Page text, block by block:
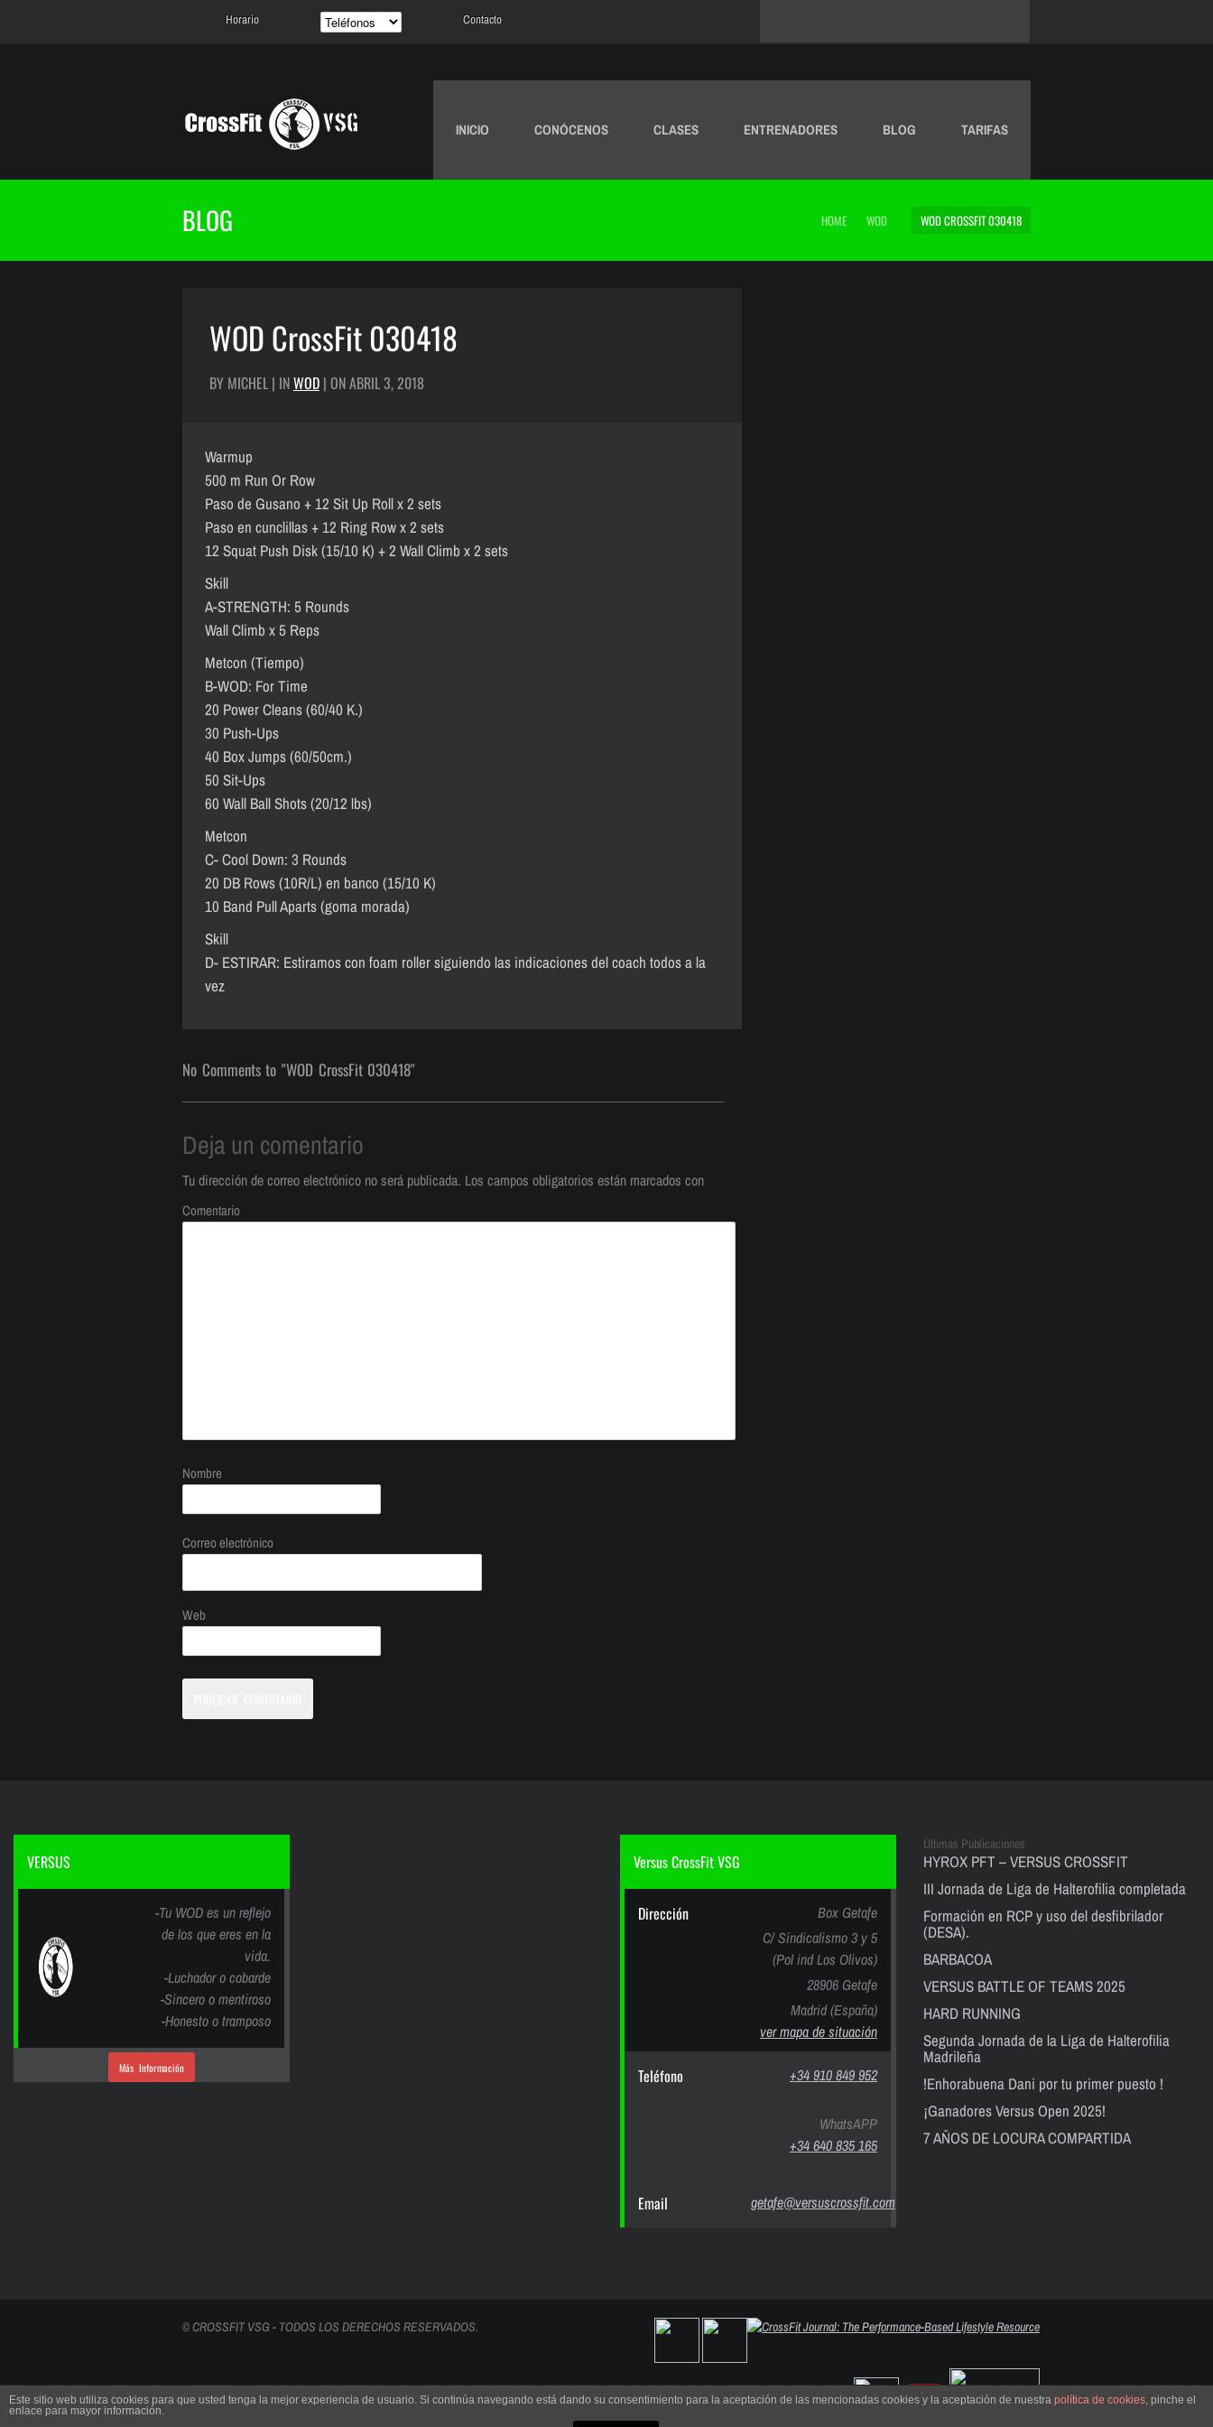
Horario Contacto
INICIO CONÓCENOS CLASES ENTRENADORES BLOG TARIFAS
BLOG HOME WOD WOD CROSSFIT 030418
WOD CrossFit 030418
BY MICHEL | INWOD | ON ABRIL 3, 2018
Warmup
500 m Run Or Row
Paso de Gusano + 12 Sit Up Roll x 2 sets
Paso en cunclillas + 12 Ring Row x 2 sets
12 Squat Push Disk (15/10 K) + 2 Wall Climb x 2 sets
Skill
A-STRENGTH: 5 Rounds
Wall Climb x 5 Reps
Metcon (Tiempo)
B-WOD: For Time
20 Power Cleans (60/40 K.)
30 Push-Ups
40 Box Jumps (60/50cm.)
50 Sit-Ups
60 Wall Ball Shots (20/12 lbs)
Metcon
C- Cool Down: 3 Rounds
20 DB Rows (10R/L) en banco (15/10 K)
10 Band Pull Aparts (goma morada)
Skill
D- ESTIRAR: Estiramos con foam roller siguiendo las indicaciones del coach todos a la
vez
No Comments to "WOD CrossFit 030418"
Deja un comentario
Tu dirección de correo electrónico no será publicada. Los campos obligatorios están marcados con
Comentario
Nombre
Correo electrónico
Web
VERSUS
-Tu WOD es un reflejo
de los que eres en la
vida.
-Luchador o cobarde
-Sincero o mentiroso
-Honesto o tramposo
Más Información
Versus CrossFit VSG
Dirección
Box Getafe
C/ Sindicalismo 3 y 5
(Pol ind Los Olivos)
28906 Getafe
Madrid (España)
ver mapa de situación
Teléfono +34 910 849 952
WhatsAPP
+34 640 835 165
Email getafe@versuscrossfit.com
Últimas Publicaciones
HYROX PFT – VERSUS CROSSFIT
III Jornada de Liga de Halterofilia completada
Formación en RCP y uso del desfibrilador
(DESA).
BARBACOA
VERSUS BATTLE OF TEAMS 2025
HARD RUNNING
Segunda Jornada de la Liga de Halterofilia
Madrileña
!Enhorabuena Dani por tu primer puesto !
¡Ganadores Versus Open 2025!
7 AÑOS DE LOCURA COMPARTIDA
© CROSSFIT VSG - TODOS LOS DERECHOS RESERVADOS.
Este sitio web utiliza cookies para que usted tenga la mejor experiencia de usuario. Si continúa navegando está dando su consentimiento para la aceptación de las mencionadas cookies y la aceptación de nuestra política de cookies, pinche el
enlace para mayor información.